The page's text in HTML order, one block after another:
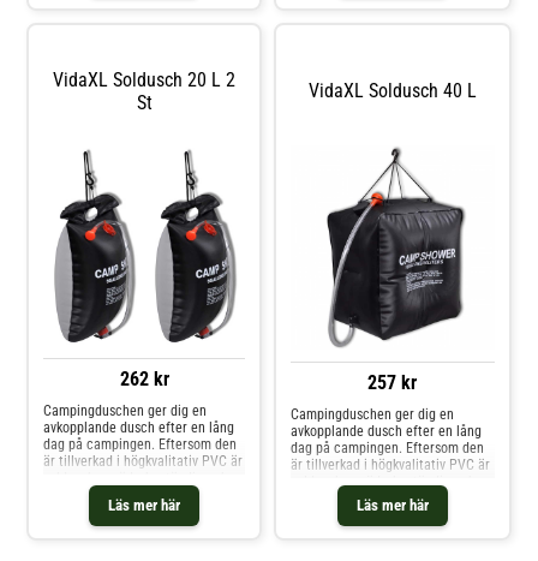
VidaXL Soldusch 20 L 2
St
262 kr
Läs mer här
Campingduschen ger dig en
avkopplande dusch efter en lång
dag på campingen. Eftersom den
är tillverkad i högkvalitativ PVC är
har en stadig konstruktion. Då den
är utrustad med en ventil är det
mycket bekvämt att kontrollera
VidaXL Soldusch 40 L
257 kr
Läs mer här
Campingduschen ger dig en
avkopplande dusch efter en lång
dag på campingen. Eftersom den
är tillverkad i högkvalitativ PVC är
har en stadig konstruktion. Dess
höga kapacitet på 40 L låter dig ta
en noggrann och skön dusch. Du